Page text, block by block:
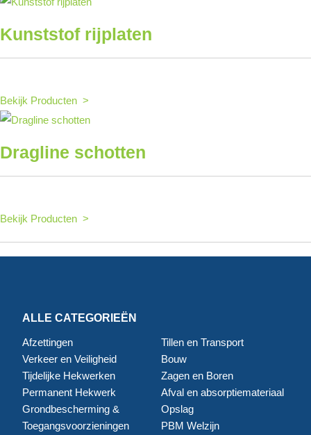
Kunststof rijplaten
Bekijk Producten >
Dragline schotten
Bekijk Producten >
ALLE CATEGORIEËN
Afzettingen
Verkeer en Veiligheid
Tijdelijke Hekwerken
Permanent Hekwerk
Grondbescherming &
Toegangsvoorzieningen
Tillen en Transport
Bouw
Zagen en Boren
Afval en absorptiemateriaal
Opslag
PBM Welzijn